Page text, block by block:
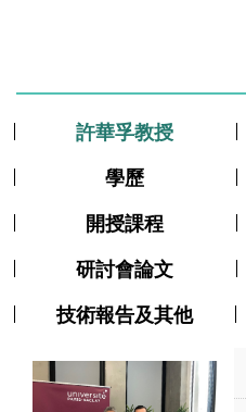
許華孚教授
學歷
開授課程
研討會論文
技術報告及其他